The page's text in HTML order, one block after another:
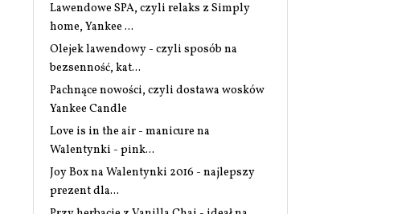
Lawendowe SPA, czyli relaks z Simply
home, Yankee ...
Olejek lawendowy - czyli sposób na
bezsenność, kat...
Pachnące nowości, czyli dostawa wosków
Yankee Candle
Love is in the air - manicure na
Walentynki - pink...
Joy Box na Walentynki 2016 - najlepszy
prezent dla...